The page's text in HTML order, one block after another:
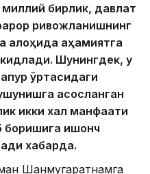
миллий бирлик, давлат
ривожланишнинг
алоҳида аҳамиятга
Шунингдек, у
ўртасидаги
асосланган
икки халқ манфаати
боришига ишонч
хабарда.
Шанмугаратнамга